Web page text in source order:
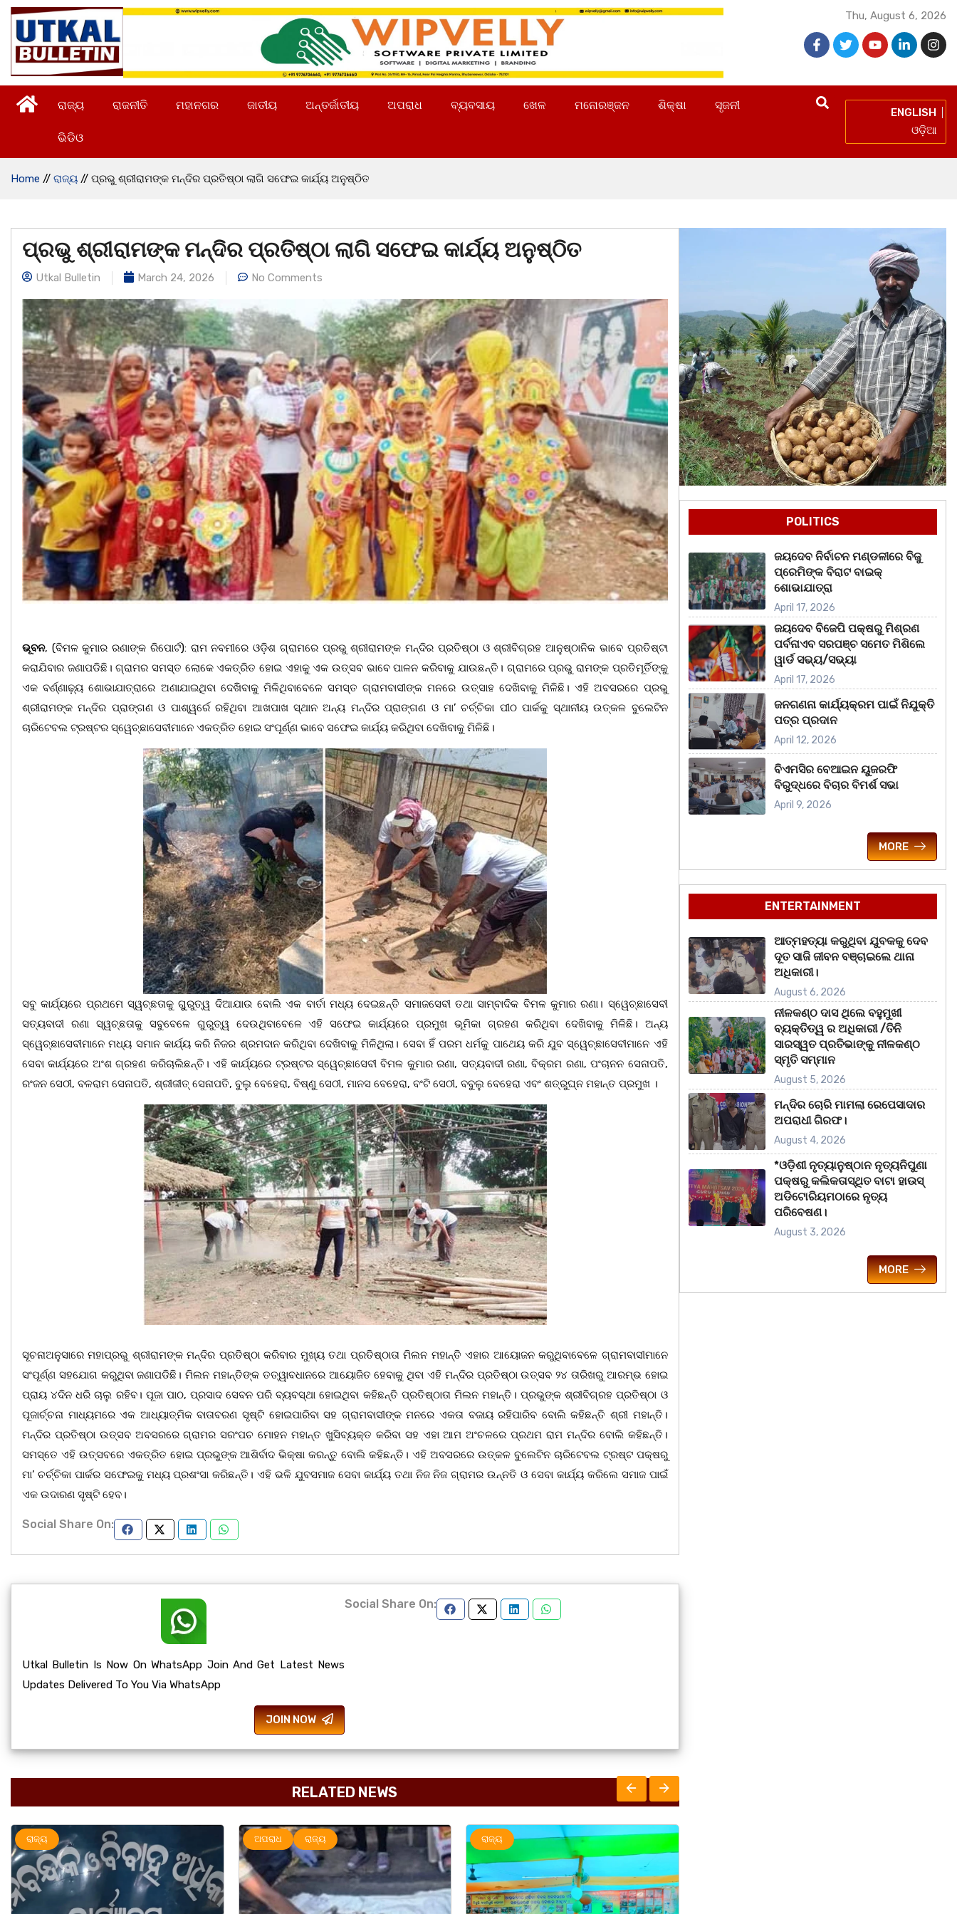
Thu, August 6, 2026
ରାଜ୍ୟ ରାଜନୀତି ମହାନଗର ଜାତୀୟ ଅନ୍ତର୍ଜାତୀୟ ଅପରାଧ ବ୍ୟବସାୟ ଖେଳ ମନୋରଞ୍ଜନ ଶିକ୍ଷା ସୃଜନୀ
ଭିଡିଓ
ENGLISH
ଓଡ଼ିଆ
Home // ରାଜ୍ୟ // ପ୍ରଭୁ ଶ୍ରୀରାମଙ୍କ ମନ୍ଦିର ପ୍ରତିଷ୍ଠା ଲାଗି ସଫେଇ କାର୍ଯ୍ୟ ଅନୁଷ୍ଠିତ
ପ୍ରଭୁ ଶ୍ରୀରାମଙ୍କ ମନ୍ଦିର ପ୍ରତିଷ୍ଠା ଲାଗି ସଫେଇ କାର୍ଯ୍ୟ ଅନୁଷ୍ଠିତ
Utkal Bulletin March 24, 2026 No Comments
ଭୂବନ, (ବିମଳ କୁମାର ରଣାଙ୍କ ରିପୋର୍ଟ): ରାମ ନବମୀରେ ଓଡ଼ିଶ ଗ୍ରାମରେ ପ୍ରଭୁ ଶ୍ରୀରାମଙ୍କ ମନ୍ଦିର ପ୍ରତିଷ୍ଠା ଓ ଶ୍ରୀବିଗ୍ରହ ଆନୁଷ୍ଠାନିକ ଭାବେ ପ୍ରତିଷ୍ଟା
କରାଯିବାର ଜଣାପଡିଛି। ଗ୍ରାମର ସମସ୍ତ ଲୋକେ ଏକତ୍ରିତ ହୋଇ ଏହାକୁ ଏକ ଉତ୍ସବ ଭାବେ ପାଳନ କରିବାକୁ ଯାଉଛନ୍ତି। ଗ୍ରାମରେ ପ୍ରଭୁ ରାମଙ୍କ ପ୍ରତିମୂର୍ତିଙ୍କୁ
ଏକ ବର୍ଣ୍ଣାଢ଼୍ୟ ଶୋଭାଯାତ୍ରାରେ ଅଣାଯାଇଥିବା ଦେଖିିବାକୁ ମିଳିଥିବାବେଳେ ସମସ୍ତ ଗ୍ରାମବାସୀଙ୍କ ମନରେ ଉତ୍ସାହ ଦେଖିବାକୁ ମିଳିଛି। ଏହି ଅବସରରେ ପ୍ରଭୁ
ଶ୍ରୀରାମଙ୍କ ମନ୍ଦିର ପ୍ରାଙ୍ଗଣ ଓ ପାଶ୍ୱର୍ରେ ରହିଥିବା ଆଖପାଖ ସ୍ଥାନ ଅନ୍ୟ ମନ୍ଦିର ପ୍ରାଙ୍ଗଣ ଓ ମା’ ଚର୍ଚ୍ଚିକା ପୀଠ ପାର୍କକୁ ସ୍ଥାନୀୟ ଉତ୍କଳ ବୁଲେଟିନ
ଚାରିଟେବଲ ଟ୍ରଷ୍ଟର ସ୍ୱେଚ୍ଛାସେବୀମାନେ ଏକତ୍ରିତ ହୋଇ ସଂପୂର୍ଣ୍ଣ ଭାବେ ସଫେଇ କାର୍ଯ୍ୟ କରିଥିବା ଦେଖିବାକୁ ମିଳିଛି।
ସବୁ କାର୍ଯ୍ୟରେ ପ୍ରଥମେ ସ୍ୱଚ୍ଛତାକୁ ଗୁୁରୁତ୍ୱ ଦିଆଯାଉ ବୋଲି ଏକ ବାର୍ତା ମଧ୍ୟ ଦେଇଛନ୍ତି ସମାଜସେବୀ ତଥା ସାମ୍ବାଦିକ ବିମଳ କୁମାର ରଣା। ସ୍ୱେଚ୍ଛାସେବୀ
ସତ୍ୟବାଦୀ ରଣା ସ୍ୱଚ୍ଛତାକୁ ସବୁବେଳେ ଗୁରୁତ୍ୱ ଦେଉଥିବାବେଳେ ଏହି ସଫେଇ କାର୍ଯ୍ୟରେ ପ୍ରମୁଖ ଭୂମିକା ଗ୍ରହଣ କରିଥିବା ଦେଖିବାକୁ ମିଳିଛି। ଅନ୍ୟ
ସ୍ୱେଚ୍ଛାସେବୀମାନେ ମଧ୍ୟ ସମାନ କାର୍ଯ୍ୟ କରି ନିଜର ଶ୍ରମଦାନ କରିଥିବା ଦେଖିବାକୁ ମିଳିଥିଲା। ସେବା ହିଁ ପରମ ଧର୍ମକୁ ପାଥେୟ କରି ଯୁବ ସ୍ୱେଚ୍ଛାସେବୀମାନେ ଏହି
ସେବା କାର୍ଯ୍ୟରେ ଅଂଶ ଗ୍ରହଣ କରିଚାଲିଛନ୍ତି। ଏହି କାର୍ଯ୍ୟରେ ଟ୍ରଷ୍ଟର ସ୍ୱେଚ୍ଛାସେବୀ ବିମଳ କୁମାର ରଣା, ସତ୍ୟବାଦୀ ରଣା, ବିକ୍ରମ ରଣା, ପଂଚାନନ ସେନାପତି,
ରଂଜନ ସେଠୀ, ବଳରାମ ସେନାପତି, ଶ୍ରୀଜୀତ୍ ସେନାପତି, ବୁଲୁ ବେହେରା, ବିଷ୍ଣୁ ସେଠୀ, ମାନସ ବେହେରା, ବଂଟି ସେଠୀ, ବବୁଲୁ ବେହେରା ଏବଂ ଶତ୍ରୁଘ୍ନ ମହାନ୍ତ ପ୍ରମୁଖ ।
ସୂଚନାଅନୁସାରେ ମହାପ୍ରଭୁ ଶ୍ରୀରାମଙ୍କ ମନ୍ଦିର ପ୍ରତିଷ୍ଠା କରିବାର ମୁଖ୍ୟ ତଥା ପ୍ରତିଷ୍ଠାତା ମିଲନ ମହାନ୍ତି ଏହାର ଆୟୋଜନ କରୁଥିବାବେଳେ ଗ୍ରାମବାସୀମାନେ
ସଂପୂର୍ଣ୍ଣ ସହଯୋଗ କରୁଥିବା ଜଣାପଡିଛି। ମିଲନ ମହାନ୍ତିଙ୍କ ତତ୍ୱାବଧାନରେ ଆୟୋଜିତ ହେବାକୁ ଥିବା ଏହି ମନ୍ଦିର ପ୍ରତିଷ୍ଠା ଉତ୍ସବ ୨୪ ତାରିଖରୁ ଆରମ୍ଭ ହୋଇ
ପ୍ରାୟ ୪ଦିନ ଧରି ଚାଲୁ ରହିବ। ପୂଜା ପାଠ, ପ୍ରସାଦ ସେବନ ପରି ବ୍ୟବସ୍ଥା ହୋଇଥିବା କହିଛନ୍ତି ପ୍ରତିଷ୍ଠାତା ମିଲନ ମହାନ୍ତି। ପ୍ରଭୁଙ୍କ ଶ୍ରୀବିଗ୍ରହ ପ୍ରତିଷ୍ଠା ଓ
ପୂଜାର୍ଚ୍ଚନା ମାଧ୍ୟମରେ ଏକ ଆଧ୍ୟାତ୍ମିକ ବାତାବରଣ ସୃଷ୍ଟି ହୋଇପାରିବା ସହ ଗ୍ରାମବାସୀଙ୍କ ମନରେ ଏକତା ବଜାୟ ରହିପାରିବ ବୋଲି କହିଛନ୍ତି ଶ୍ରୀ ମହାନ୍ତି।
ମନ୍ଦିର ପ୍ରତିଷ୍ଠା ଉତ୍ସବ ଅବସରରେ ଗ୍ରାମର ସରଂପଚ ମୋହନ ମହାନ୍ତ ଖୁସିବ୍ୟକ୍ତ କରିବା ସହ ଏହା ଆମ ଅଂଚଳରେ ପ୍ରଥମ ରାମ ମନ୍ଦିର ବୋଲି କହିଛନ୍ତି।
ସମସ୍ତେ ଏହି ଉତ୍ସବରେ ଏକତ୍ରିତ ହୋଇ ପ୍ରଭୁଙ୍କ ଆଶିର୍ବାଦ ଭିକ୍ଷା କରନ୍ତୁ ବୋଲି କହିଛନ୍ତି। ଏହି ଅବସରରେ ଉତ୍କଳ ବୁଲେଟିନ ଚାରିଟେବଲ ଟ୍ରଷ୍ଟ ପକ୍ଷରୁ
ମା’ ଚର୍ଚ୍ଚିକା ପାର୍କର ସଫେଇକୁ ମଧ୍ୟ ପ୍ରଶଂସା କରିଛନ୍ତି। ଏହି ଭଳି ଯୁବସମାଜ ସେବା କାର୍ଯ୍ୟ ତଥା ନିଜ ନିଜ ଗ୍ରାମର ଉନ୍ନତି ଓ ସେବା କାର୍ଯ୍ୟ କରିଲେ ସମାଜ ପାଇଁ
ଏକ ଉଦାରଣ ସୃଷ୍ଟି ହେବ।
Social Share On:
Utkal Bulletin Is Now On WhatsApp Join And Get Latest News
Updates Delivered To You Via WhatsApp
JOIN NOW
Social Share On:
RELATED NEWS
ଅପରାଧ ରାଜ୍ୟ ରାଜ୍ୟ ରାଜ୍ୟ
POLITICS
ଜୟଦେବ ନିର୍ବାଚନ ମଣ୍ଡଳୀରେ ବିଜୁ
ପ୍ରେମିଙ୍କ ବିରାଟ ବାଇକ୍
ଶୋଭାଯାତ୍ରା
April 17, 2026
ଜୟଦେବ ବିଜେପି ପକ୍ଷରୁ ମିଶ୍ରଣ
ପର୍ବନାଏବ ସରପଞ୍ଚ ସମେତ ମିଶିଲେ
ୱାର୍ଡ ସଭ୍ୟ/ସଭ୍ୟା
April 17, 2026
ଜନଗଣନା କାର୍ଯ୍ୟକ୍ରମ ପାଇଁ ନିଯୁକ୍ତି
ପତ୍ର ପ୍ରଦାନ
April 12, 2026
ବିଏମସିର ବେଆଇନ ୟୁଜରଫି
ବିରୁଦ୍ଧରେ ବିଚାର ବିମର୍ଶ ସଭା
April 9, 2026
MORE
ENTERTAINMENT
ଆତ୍ମହତ୍ୟା କରୁଥିବା ଯୁବକକୁ ଦେବ
ଦୂତ ସାଜି ଜୀବନ ବଞ୍ଚାଇଲେ ଥାନା
ଅଧିକାରୀ।
August 6, 2026
ନୀଳକଣ୍ଠ ଦାସ ଥିଲେ ବହୁମୁଖୀ
ବ୍ୟକ୍ତିତ୍ୱ ର ଅଧିକାରୀ /ତିନି
ସାରସ୍ୱତ ପ୍ରତିଭାଙ୍କୁ ନୀଳକଣ୍ଠ
ସ୍ମୃତି ସମ୍ମାନ
August 5, 2026
ମନ୍ଦିର ଚୋରି ମାମଲା ରେପେସାଦାର
ଅପରାଧୀ ଗିରଫ।
August 4, 2026
*ଓଡ଼ିଶୀ ନୃତ୍ୟାନୁଷ୍ଠାନ ନୃତ୍ୟନିପୁଣା
ପକ୍ଷରୁ କଲିକତାସ୍ଥିତ ବାଟା ହାଉସ୍
ଅଡିଟୋରିୟମଠାରେ ନୃତ୍ୟ
ପରିବେଷଣ।
August 3, 2026
MORE